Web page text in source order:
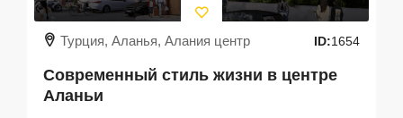
Турция, Аланья, Алания центр ID:1654
Современный стиль жизни в центре
Аланьи